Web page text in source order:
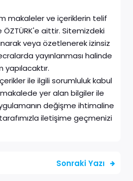
makaleler ve içeriklerin telif
ÖZTÜRK'e aittir. Sitemizdeki
veya özetlenerek izinsiz
yayınlanması halinde
ile ilgili sorumluluk kabul
yer alan bilgiler ile
değişme ihtimaline
iletişime geçmenizi
Sonraki Yazı